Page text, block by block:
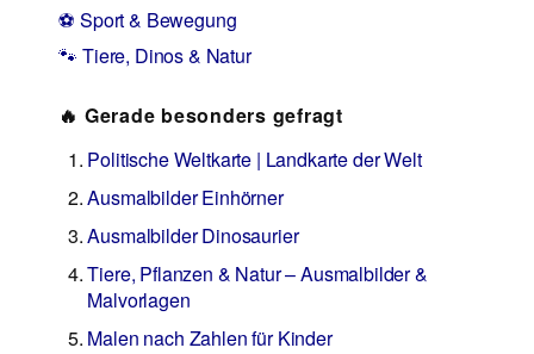
⚽ Sport & Bewegung
🐾 Tiere, Dinos & Natur
🔥 Gerade besonders gefragt
Politische Weltkarte | Landkarte der Welt
Ausmalbilder Einhörner
Ausmalbilder Dinosaurier
Tiere, Pflanzen & Natur – Ausmalbilder &
Malvorlagen
Malen nach Zahlen für Kinder